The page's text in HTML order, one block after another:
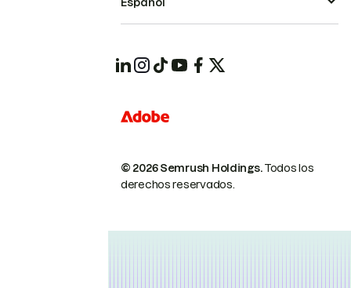
© 2026 Semrush Holdings.Todos los
derechos reservados.